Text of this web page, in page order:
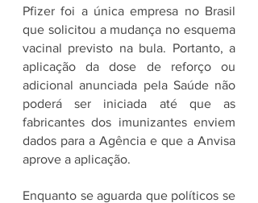
Pfizer foi a única empresa no Brasil
que solicitou a mudança no esquema
vacinal previsto na bula. Portanto, a
aplicação da dose de reforço ou
adicional anunciada pela Saúde não
poderá ser iniciada até que as
fabricantes dos imunizantes enviem
dados para a Agência e que a Anvisa
aprove a aplicação.
Enquanto se aguarda que políticos se